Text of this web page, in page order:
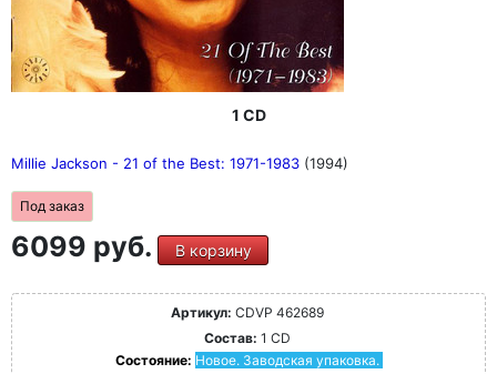
1 CD
Millie Jackson - 21 of the Best: 1971-1983 (1994)
Под заказ
6099 руб. В корзину
Артикул: CDVP 462689
Состав: 1 CD
Состояние: Новое. Заводская упаковка.